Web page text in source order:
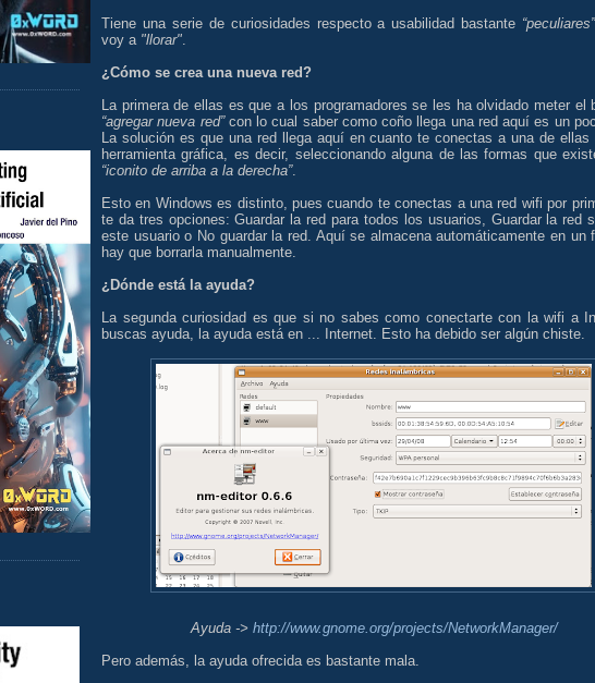
Tiene una serie de curiosidades respecto a usabilidad bastante “peculiares”
voy a "llorar"
¿Cómo se crea una nueva red?
La primera de ellas es que a los programadores se les ha olvidado meter el
“agregar nueva red”con lo cual saber como coño llega una red aquí es un
La solución es que una red llega aquí en cuanto te conectas a una de ellas
herramienta gráfica, es decir, seleccionando alguna de las formas que
“iconito de arriba a la derecha”.
Esto en Windows es distinto, pues cuando te conectas a una red wifi por
te da tres opciones: Guardar la red para todos los usuarios, Guardar la red
este usuario o No guardar la red. Aquí se almacena automáticamente en un
hay que borrarla manualmente.
¿Dónde está la ayuda?
La segunda curiosidad es que si no sabes como conectarte con la wifi a
buscas ayuda, la ayuda está en ... Internet. Esto ha debido ser algún chiste.
Ayuda -> http://www.gnome.org/projects/NetworkManager/
Pero además, la ayuda ofrecida es bastante mala.